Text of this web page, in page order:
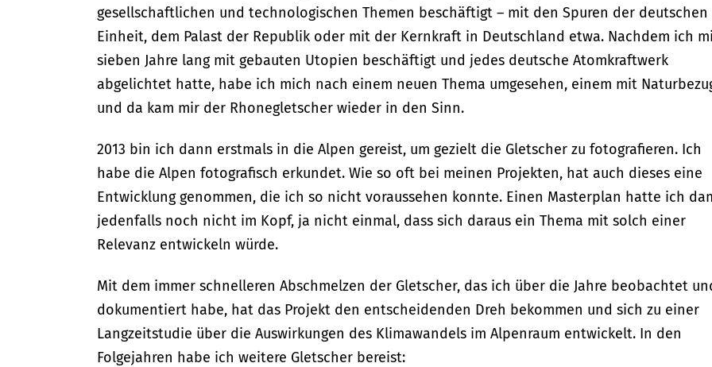
gesellschaftlichen und technologischen Themen beschäftigt – mit den Spuren der deutschen
Einheit, dem Palast der Republik oder mit der Kernkraft in Deutschland etwa. Nachdem ich
sieben Jahre lang mit gebauten Utopien beschäftigt und jedes deutsche Atomkraftwerk
abgelichtet hatte, habe ich mich nach einem neuen Thema umgesehen, einem mit
und da kam mir der Rhonegletscher wieder in den Sinn.
2013 bin ich dann erstmals in die Alpen gereist, um gezielt die Gletscher zu fotografieren. Ich
habe die Alpen fotografisch erkundet. Wie so oft bei meinen Projekten, hat auch dieses eine
Entwicklung genommen, die ich so nicht voraussehen konnte. Einen Masterplan hatte ich
jedenfalls noch nicht im Kopf, ja nicht einmal, dass sich daraus ein Thema mit solch einer
Relevanz entwickeln würde.
Mit dem immer schnelleren Abschmelzen der Gletscher, das ich über die Jahre beobachtet
dokumentiert habe, hat das Projekt den entscheidenden Dreh bekommen und sich zu einer
Langzeitstudie über die Auswirkungen des Klimawandels im Alpenraum entwickelt. In den
Folgejahren habe ich weitere Gletscher bereist: